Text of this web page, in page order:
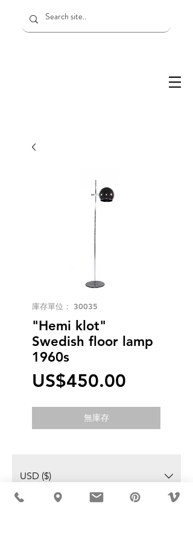
庫存單位： 30035
"Hemi klot"
Swedish floor lamp
1960s
US$450.00
格
無庫存
USD ($)